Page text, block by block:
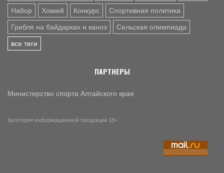
Набор Хоккей Конкурс Спортивная политика
Гребля на байдарках и каноэ Сельская олимпиада
все теги
ПАРТНЕРЫ
Министерство спорта Алтайского края
Категория информационной продукции 18+